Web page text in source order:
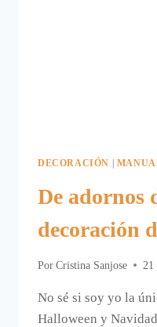
DECORACIÓN
De adornos
decoración
Por Cristina Sanjose 21
No sé si soy yo la
Halloween y